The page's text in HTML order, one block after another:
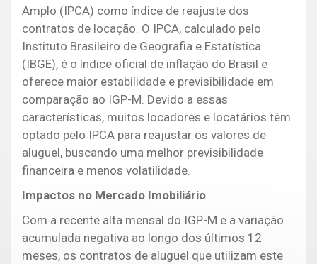
Amplo (IPCA) como índice de reajuste dos
contratos de locação. O IPCA, calculado pelo
Instituto Brasileiro de Geografia e Estatística
(IBGE), é o índice oficial de inflação do Brasil e
oferece maior estabilidade e previsibilidade em
comparação ao IGP-M. Devido a essas
características, muitos locadores e locatários têm
optado pelo IPCA para reajustar os valores de
aluguel, buscando uma melhor previsibilidade
financeira e menos volatilidade.
Impactos no Mercado Imobiliário
Com a recente alta mensal do IGP-M e a variação
acumulada negativa ao longo dos últimos 12
meses, os contratos de aluguel que utilizam este